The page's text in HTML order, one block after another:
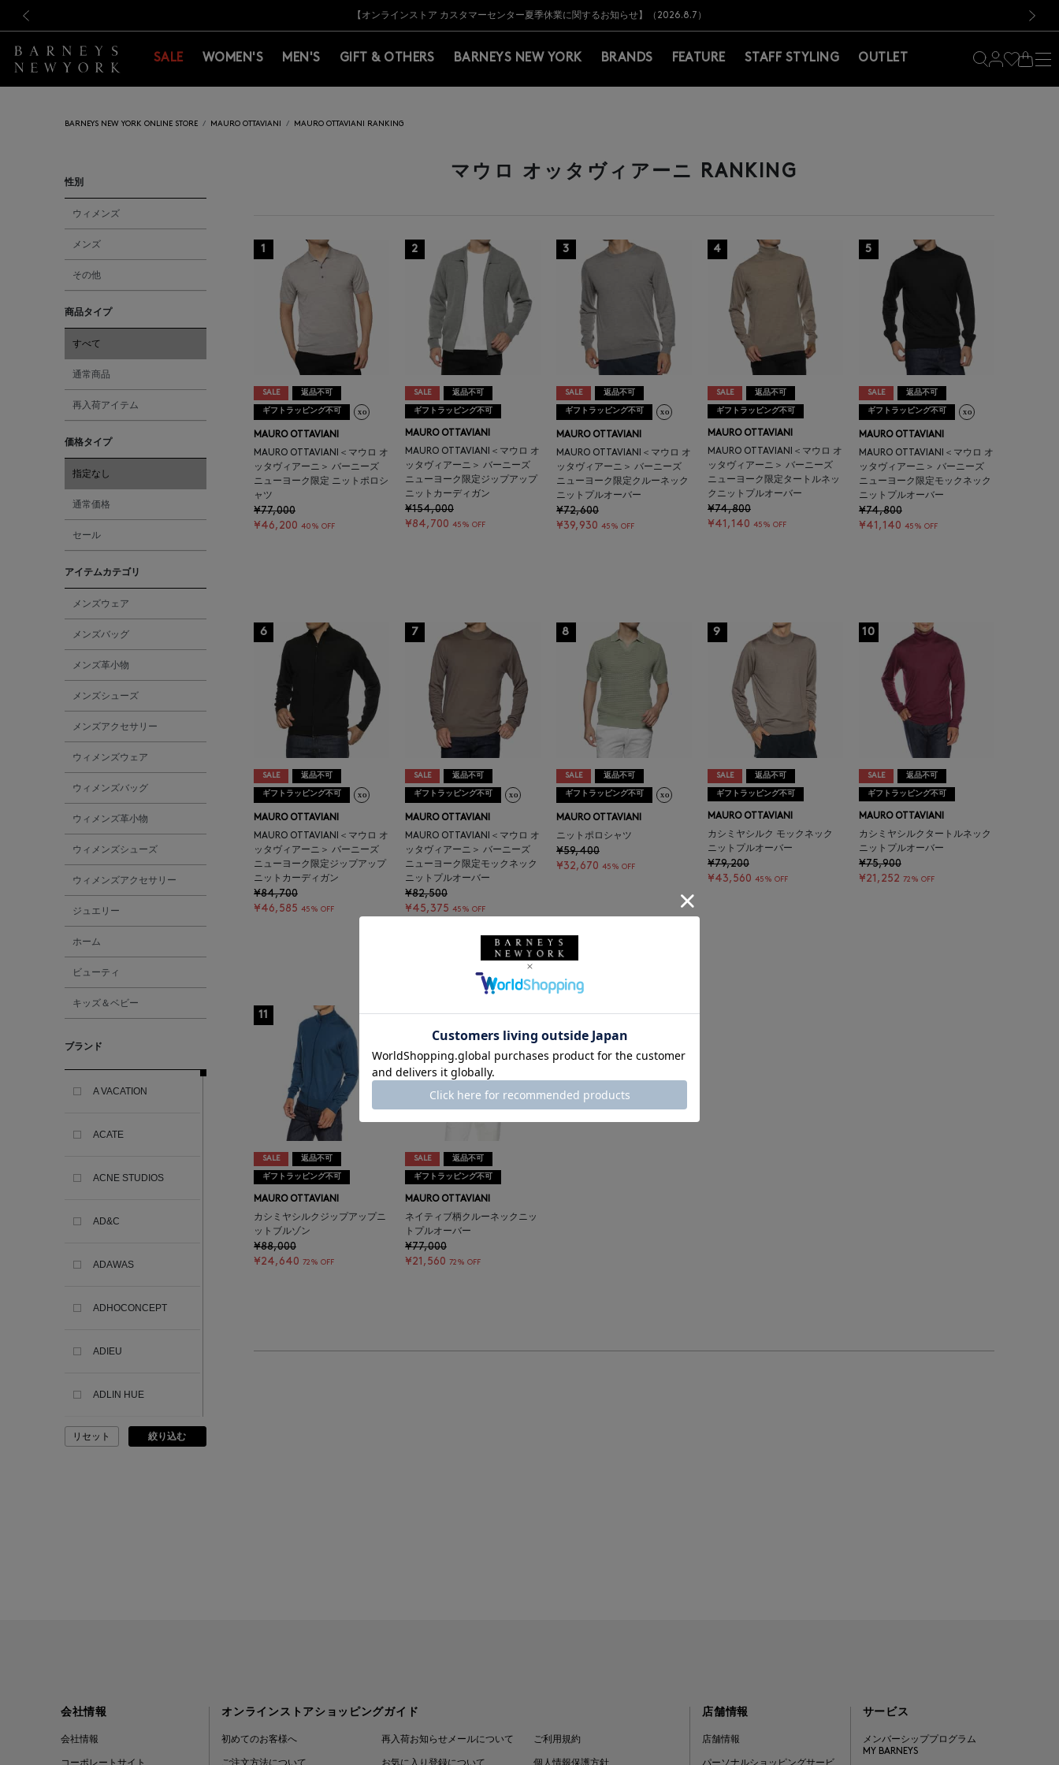
新規登録のお客様も対象！＜MY BARNEYS＞会員のお客様は11,000円（税込）以上のお買上げで常時送料無料！お買い物の際は会員登録を！
【夏季休業に伴う出荷一時停止のお知らせ】(2026.8.7)
【オンラインストア カスタマーセンター夏季休業に関するお知らせ】（2026.8.7）
【夏季休業に伴う返品・交換承り一時停止のお知らせ】（2026.8.5）
熊本県を中心とした地震の影響によるお荷物のお届けについて
【開催中】SUMMER SALEのご案内・ご注意事項
新規登録のお客様も対象！＜MY BARNEYS＞会員のお客様は11,000円（税込）以上のお買上げで常時送料無料！お買い物の際は会員登録を！
【夏季休業に伴う出荷一時停止のお知らせ】(2026.8.7)
SALE WOMEN'S MEN'S GIFT & OTHERS BARNEYS NEW YORK BRANDS FEATURE STAFF STYLING OUTLET
BARNEYS NEW YORK ONLINE STORE MAURO OTTAVIANI MAURO OTTAVIANI RANKING
性別
ウィメンズ
メンズ
その他
商品タイプ
すべて
通常商品
再入荷アイテム
価格タイプ
指定なし
通常価格
セール
アイテムカテゴリ
メンズウェア
メンズバッグ
メンズ革小物
メンズシューズ
メンズアクセサリー
ウィメンズウェア
ウィメンズバッグ
ウィメンズ革小物
ウィメンズシューズ
ウィメンズアクセサリー
ジュエリー
ホーム
ビューティ
キッズ＆ベビー
ブランド
A VACATION
ACATE
ACNE STUDIOS
AD&C
ADAWAS
ADHOCONCEPT
ADIEU
ADLIN HUE
ADVISORY BOARD
リセット 絞り込む
マウロ オッタヴィアーニ RANKING
1
SALE 返品不可
ギフトラッピング不可
MAURO OTTAVIANI
MAURO OTTAVIANI＜マウロ オ
ッタヴィアーニ＞ バーニーズ
ニューヨーク限定 ニットポロシ
ャツ
¥77,000
¥46,200 40% OFF
2
SALE 返品不可
ギフトラッピング不可
MAURO OTTAVIANI
MAURO OTTAVIANI＜マウロ オ
ッタヴィアーニ＞ バーニーズ
ニューヨーク限定ジップアップ
ニットカーディガン
¥154,000
¥84,700 45% OFF
3
SALE 返品不可
ギフトラッピング不可
MAURO OTTAVIANI
MAURO OTTAVIANI＜マウロ オ
ッタヴィアーニ＞ バーニーズ
ニューヨーク限定クルーネック
ニットプルオーバー
¥72,600
¥39,930 45% OFF
4
SALE 返品不可
ギフトラッピング不可
MAURO OTTAVIANI
MAURO OTTAVIANI＜マウロ オ
ッタヴィアーニ＞ バーニーズ
ニューヨーク限定タートルネッ
クニットプルオーバー
¥74,800
¥41,140 45% OFF
5
SALE 返品不可
ギフトラッピング不可
MAURO OTTAVIANI
MAURO OTTAVIANI＜マウロ オ
ッタヴィアーニ＞ バーニーズ
ニューヨーク限定モックネック
ニットプルオーバー
¥74,800
¥41,140 45% OFF
6
SALE 返品不可
ギフトラッピング不可
MAURO OTTAVIANI
MAURO OTTAVIANI＜マウロ オ
ッタヴィアーニ＞ バーニーズ
ニューヨーク限定ジップアップ
ニットカーディガン
¥84,700
¥46,585 45% OFF
7
SALE 返品不可
ギフトラッピング不可
MAURO OTTAVIANI
MAURO OTTAVIANI＜マウロ オ
ッタヴィアーニ＞ バーニーズ
ニューヨーク限定モックネック
ニットプルオーバー
¥82,500
¥45,375 45% OFF
8
SALE 返品不可
ギフトラッピング不可
MAURO OTTAVIANI
ニットポロシャツ
¥59,400
¥32,670 45% OFF
9
SALE 返品不可
ギフトラッピング不可
MAURO OTTAVIANI
カシミヤシルク モックネック
ニットプルオーバー
¥79,200
¥43,560 45% OFF
10
SALE 返品不可
ギフトラッピング不可
MAURO OTTAVIANI
カシミヤシルクタートルネック
ニットプルオーバー
¥75,900
¥21,252 72% OFF
11
SALE 返品不可
ギフトラッピング不可
MAURO OTTAVIANI
カシミヤシルクジップアップニ
ットブルゾン
¥88,000
¥24,640 72% OFF
12
SALE 返品不可
ギフトラッピング不可
MAURO OTTAVIANI
ネイティブ柄クルーネックニッ
トプルオーバー
¥77,000
¥21,560 72% OFF
会社情報
会社情報
オンラインストアショッピングガイド
初めてのお客様へ 再入荷お知らせメールについて ご利用規約
店舗情報
店舗情報
サービス
メンバーシッププログラム
MY BARNEYS